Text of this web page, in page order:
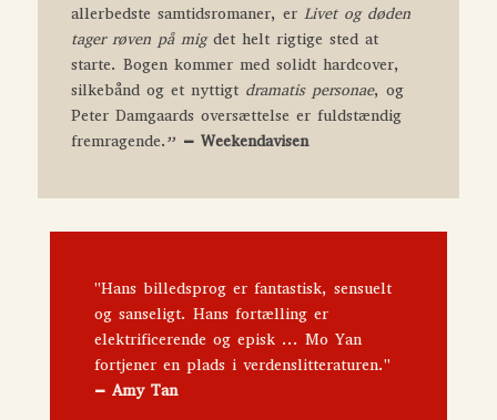
allerbedste samtidsromaner, er Livet og døden
tager røven på migdet helt rigtige sted at
starte. Bogen kommer med solidt hardcover,
silkebånd og et nyttigt dramatis personae, og
Peter Damgaards oversættelse er fuldstændig
fremragende.” – Weekendavisen
"Hans billedsprog er fantastisk, sensuelt
og san­seligt. Hans fortælling er
elektrificerende og episk ... Mo Yan
fortjener en plads i verdenslitteraturen."
– Amy Tan